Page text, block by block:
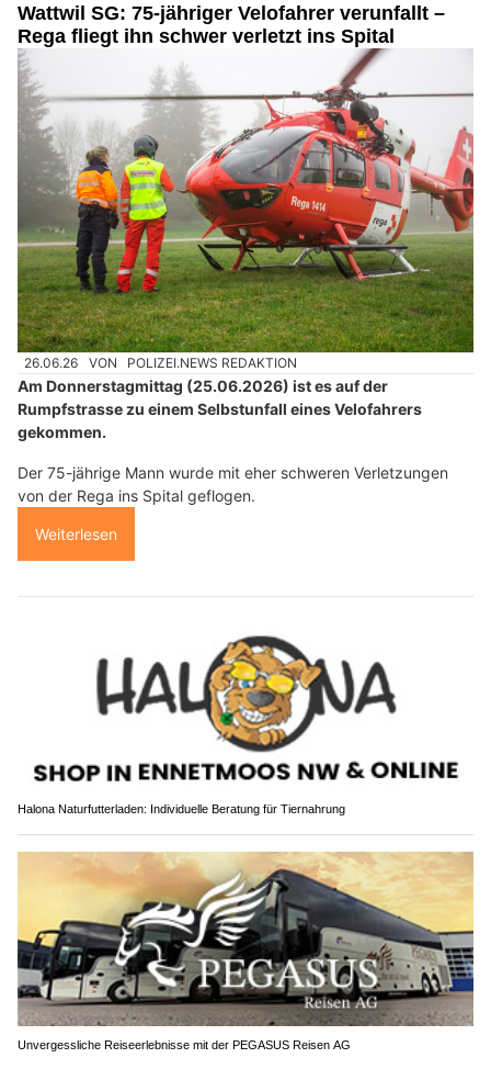
Wattwil SG: 75-jähriger Velofahrer verunfallt –
Rega fliegt ihn schwer verletzt ins Spital
26.06.26 VON POLIZEI.NEWS REDAKTION
Am Donnerstagmittag (25.06.2026) ist es auf der
Rumpfstrasse zu einem Selbstunfall eines Velofahrers
gekommen.
Der 75-jährige Mann wurde mit eher schweren Verletzungen
von der Rega ins Spital geflogen.
Weiterlesen
Halona Naturfutterladen: Individuelle Beratung für Tiernahrung
Unvergessliche Reiseerlebnisse mit der PEGASUS Reisen AG